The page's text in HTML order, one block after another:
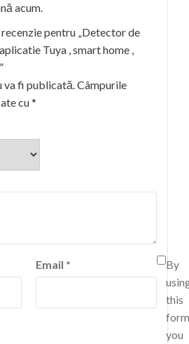
acum.
pentru „Detector de
Tuya , smart home ,
va fi publicată.Câmpurile
cu*
Email *
By
this
form
you